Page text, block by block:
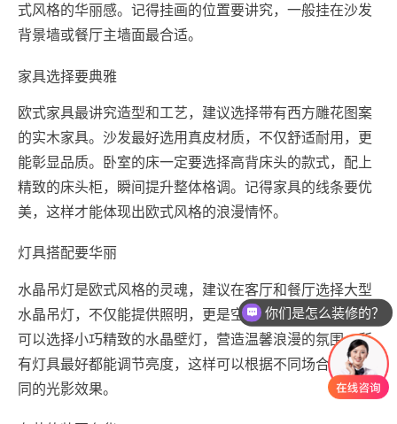
式风格的华丽感。记得挂画的位置要讲究，一般挂在沙发
背景墙或餐厅主墙面最合适。
家具选择要典雅
欧式家具最讲究造型和工艺，建议选择带有西方雕花图案
的实木家具。沙发最好选用真皮材质，不仅舒适耐用，更
能彰显品质。卧室的床一定要选择高背床头的款式，配上
精致的床头柜，瞬间提升整体格调。记得家具的线条要优
美，这样才能体现出欧式风格的浪漫情怀。
灯具搭配要华丽
水晶吊灯是欧式风格的灵魂，建议在客厅和餐厅选择大型
水晶吊灯，不仅能提供照明，更是空间的视觉焦点。卧室
可以选择小巧精致的水晶壁灯，营造温馨浪漫的氛围。所
有灯具最好都能调节亮度，这样可以根据不同场合营造不
同的光影效果。
你们是怎么装修的？